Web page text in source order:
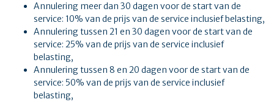
Annulering meer dan 30 dagen voor de start van de
service: 10% van de prijs van de service inclusief belasting,
Annulering tussen 21 en 30 dagen voor de start van de
service: 25% van de prijs van de service inclusief
belasting,
Annulering tussen 8 en 20 dagen voor de start van de
service: 50% van de prijs van de service inclusief
belasting,